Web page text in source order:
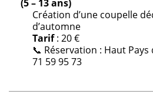
(5 – 13 ans)
Création d’une coupelle
d’automne
Tarif: 20 €
📞 Réservation : Haut
71 59 95 73